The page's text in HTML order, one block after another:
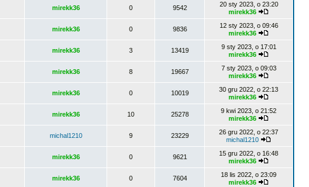
mirekk36 0 9542
20 sty 2023, o 23:20
mirekk36
mirekk36 0 9836
12 sty 2023, o 09:46
mirekk36
mirekk36 3 13419
9 sty 2023, o 17:01
mirekk36
mirekk36 8 19667
7 sty 2023, o 09:03
mirekk36
mirekk36 0 10019
30 gru 2022, o 22:13
mirekk36
mirekk36 10 25278
9 kwi 2023, o 21:52
mirekk36
michal1210 9 23229
26 gru 2022, o 22:37
michal1210
mirekk36 0 9621
15 gru 2022, o 16:48
mirekk36
mirekk36 0 7604
18 lis 2022, o 23:09
mirekk36